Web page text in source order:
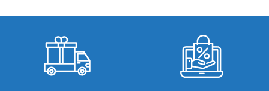
gördüğünüz noktaları öneri formunu kullanarak tarafımıza iletebilirsiniz.
Ürün resmi kalitesiz, bozuk veya görüntülenemiyor.
Ürün açıklamasında eksik bilgiler bulunuyor.